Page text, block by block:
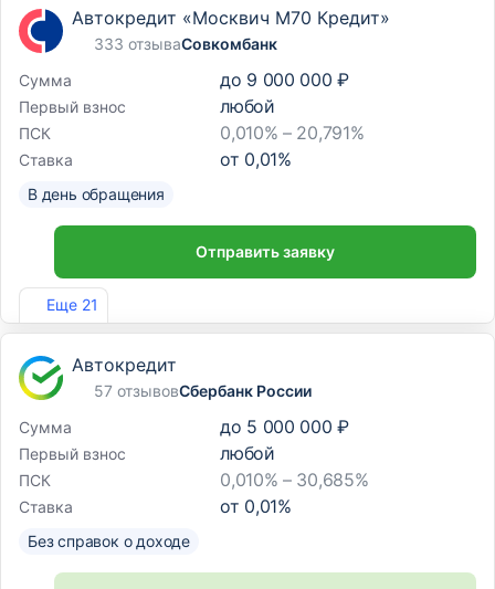
Еще 21
Автокредит «Москвич М70 Кредит»
333 отзываСовкомбанк
Сумма
до 9 000 000 ₽
Первый взнос любой
ПСК 0,010% – 20,791%
Ставка от 0,01%
В день обращения
Отправить заявку
Лиц. №963
Автокредит
57 отзывовСбербанк России
Сумма
до 5 000 000 ₽
Первый взнос любой
ПСК 0,010% – 30,685%
Ставка от 0,01%
Без справок о доходе